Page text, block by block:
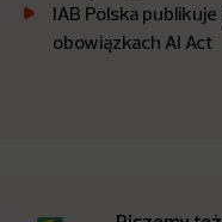
IAB Polska
obowiązkach AI Act